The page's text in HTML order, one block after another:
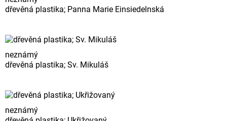
dřevěná plastika; Panna Marie Einsiedelnská
neznámý
dřevěná plastika; Sv. Mikuláš
neznámý